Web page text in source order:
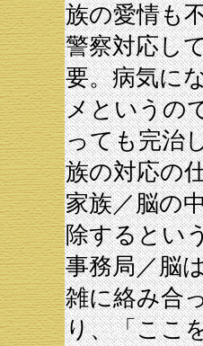
族の愛情も
警察対応し
要。病気に
メというの
っても完治
族の対応の
家族／脳の
除するとい
事務局／脳
雑に絡み合
り、「ここ